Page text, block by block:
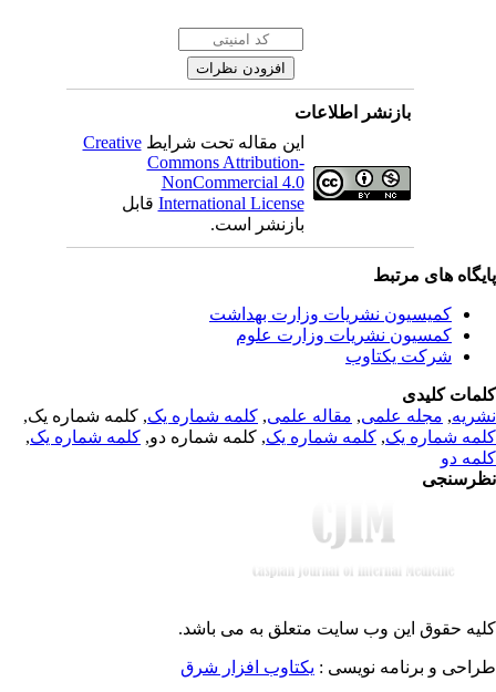
بازنشر اطلاعات
این مقاله تحت شرایطCreative
Commons Attribution-
NonCommercial 4.0
International Licenseقابل
بازنشر است.
های مرتبط
کمیسیون نشریات وزارت بهداشت
کمسیون نشریات وزارت علوم
شرکت یکتاوب
کلیدی
,مجله علمی, مقاله علمی, کلمه شماره یک, کلمه شماره یک,
شماره یک,کلمه شماره یک, کلمه شماره دو,کلمه شماره یک,
دو
حقوق این وب سایت متعلق بهمی باشد.
و برنامه نویسی : یکتاوب افزار شرق